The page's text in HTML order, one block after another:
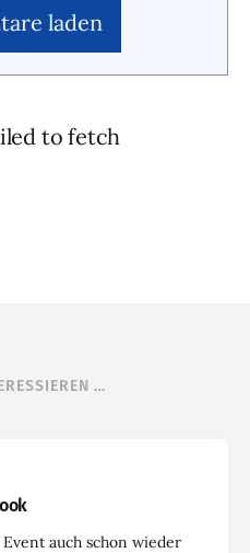
laden
to fetch
…
auch schon wieder